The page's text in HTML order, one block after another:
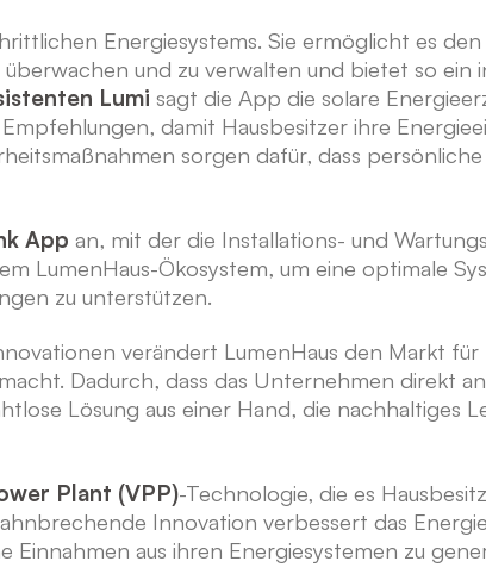
Energiesystems. Sie ermöglicht es
und zu verwalten und bietet so ein
Lumi sagt die App die solare
damit Hausbesitzer ihre
sorgen dafür, dass
App an, mit der die Installations- und
LumenHaus-Ökosystem, um eine optimale
zu unterstützen.
verändert LumenHaus den Markt für
Dadurch, dass das Unternehmen direkt
Lösung aus einer Hand, die nachhaltiges
Plant (VPP)-Technologie, die es
Innovation verbessert das
aus ihren Energiesystemen zu